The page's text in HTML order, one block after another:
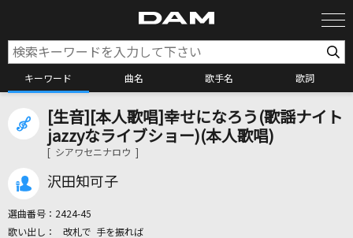
キーワード 曲名 歌手名 歌詞
カラオケ検索
カラオケリクエスト
[生音][本人歌唱]幸せになろう(歌謡ナイト
jazzyなライブショー)(本人歌唱)
[ シアワセニナロウ ]
沢田知可子
選曲番号： 2424-45
改札で 手を振れば